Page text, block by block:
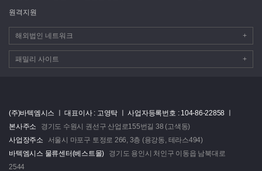
원격지원
해외법인 네트워크 +
패밀리 사이트 +
(주)바텍엠시스 ㅣ대표이사 : 고영탁 ㅣ사업자등록번호 : 104-86-22858 ㅣ
본사주소
경기도 수원시 권선구 산업로155번길 38 (고색동)
사업장주소
서울시 마포구 토정로 266, 3층 (용강동, 테라스494)
바텍엠시스 물류센터(베스트몰)
경기도 용인시 처인구 이동읍 남북대로
2544